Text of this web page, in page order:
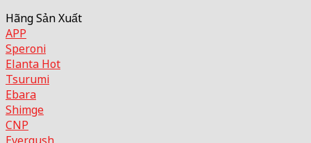
Hãng Sản Xuất
APP
Speroni
Elanta
Tsurumi
Ebara
Shimge
CNP